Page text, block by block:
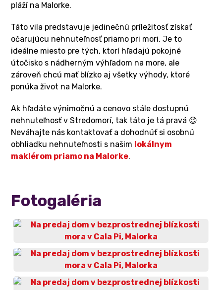
pláží na Malorke.
Táto vila predstavuje jedinečnú príležitosť získať
očarujúcu nehnuteľnosť priamo pri mori. Je to
ideálne miesto pre tých, ktorí hľadajú pokojné
útočisko s nádherným výhľadom na more, ale
zároveň chcú mať blízko aj všetky výhody, ktoré
ponúka život na Malorke.
Ak hľadáte výnimočnú a cenovo stále dostupnú
nehnuteľnosť v Stredomorí, tak táto je tá pravá 😉
Neváhajte nás kontaktovať a dohodnúť si osobnú
obhliadku nehnuteľnosti s našim lokálnym
maklérom priamo na Malorke.
Fotogaléria